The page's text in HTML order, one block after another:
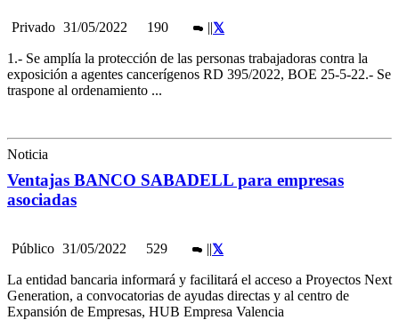
Privado 31/05/2022 190 ||
1.- Se amplía la protección de las personas trabajadoras contra la
exposición a agentes cancerígenos RD 395/2022, BOE 25-5-22.- Se
traspone al ordenamiento ...
Noticia
Ventajas BANCO SABADELL para empresas
asociadas
Público 31/05/2022 529 ||
La entidad bancaria informará y facilitará el acceso a Proyectos Next
Generation, a convocatorias de ayudas directas y al centro de
Expansión de Empresas, HUB Empresa Valencia